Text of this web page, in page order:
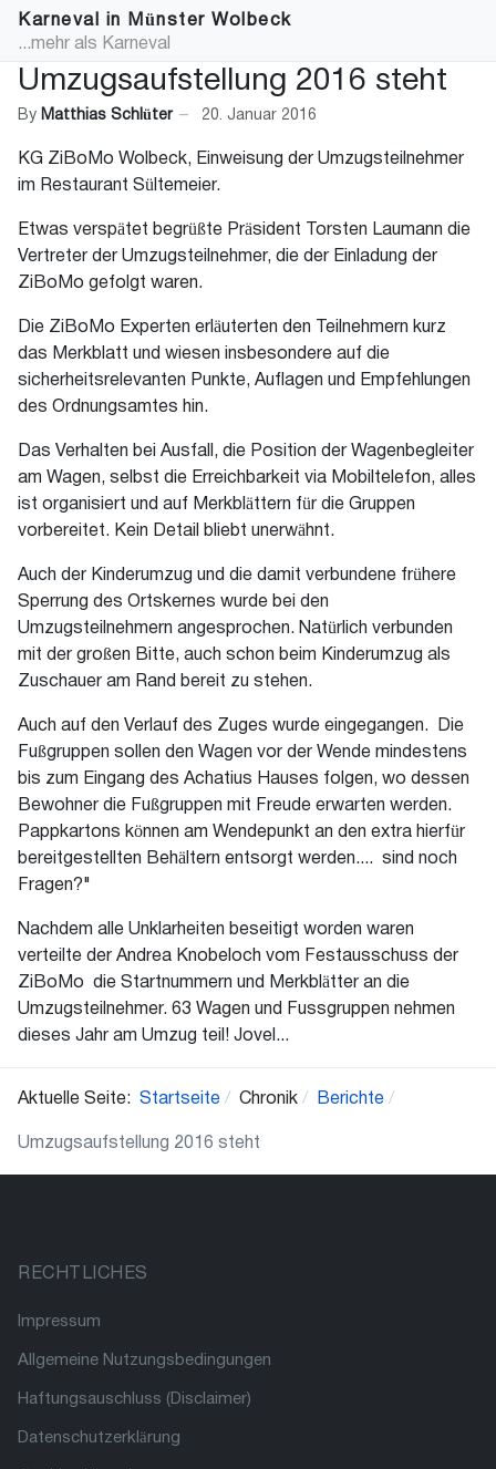
Karneval in Münster Wolbeck
...mehr als Karneval
Umzugsaufstellung 2016 steht
By Matthias Schlüter 20. Januar 2016
KG ZiBoMo Wolbeck, Einweisung der Umzugsteilnehmer
im Restaurant Sültemeier.
Etwas verspätet begrüßte Präsident Torsten Laumann die
Vertreter der Umzugsteilnehmer, die der Einladung der
ZiBoMo gefolgt waren.
Die ZiBoMo Experten erläuterten den Teilnehmern kurz
das Merkblatt und wiesen insbesondere auf die
sicherheitsrelevanten Punkte, Auflagen und Empfehlungen
des Ordnungsamtes hin.
Das Verhalten bei Ausfall, die Position der Wagenbegleiter
am Wagen, selbst die Erreichbarkeit via Mobiltelefon, alles
ist organisiert und auf Merkblättern für die Gruppen
vorbereitet. Kein Detail bliebt unerwähnt.
Auch der Kinderumzug und die damit verbundene frühere
Sperrung des Ortskernes wurde bei den
Umzugsteilnehmern angesprochen. Natürlich verbunden
mit der großen Bitte, auch schon beim Kinderumzug als
Zuschauer am Rand bereit zu stehen.
Auch auf den Verlauf des Zuges wurde eingegangen. Die
Fußgruppen sollen den Wagen vor der Wende mindestens
bis zum Eingang des Achatius Hauses folgen, wo dessen
Bewohner die Fußgruppen mit Freude erwarten werden.
Pappkartons können am Wendepunkt an den extra hierfür
bereitgestellten Behältern entsorgt werden.... sind noch
Fragen?"
Nachdem alle Unklarheiten beseitigt worden waren
verteilte der Andrea Knobeloch vom Festausschuss der
ZiBoMo die Startnummern und Merkblätter an die
Umzugsteilnehmer. 63 Wagen und Fussgruppen nehmen
dieses Jahr am Umzug teil! Jovel...
Aktuelle Seite: Startseite Chronik Berichte
Umzugsaufstellung 2016 steht
RECHTLICHES
Impressum
Allgemeine Nutzungsbedingungen
Haftungsauschluss (Disclaimer)
Datenschutzerklärung